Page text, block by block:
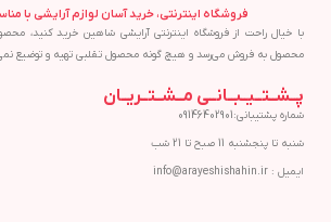
فروشگاه اینترنتی، خرید آسان لوازم آرایشی با
با خیال راحت از فروشگاه اینترنتی آرایشی شاهین خرید کنید،
محصول به فروش می‌رسد و هیچ گونه محصول تقلبی تهیه و توضیع
پــشــتــیــبــانــی مــشــتــریــان
شماره پشتیبانی:09146402901
شنبه تا پنجشنبه 11 صبح تا 21 شب
ایمیل : info@arayeshishahin.ir